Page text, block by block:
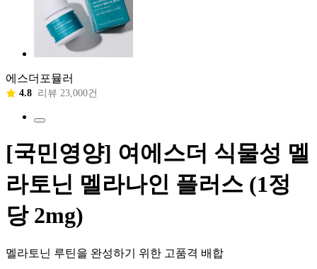
에스더포뮬러
4.8 리뷰 23,000건
[국민영양] 여에스더 식물성 멜
라토닌 멜라나인 플러스 (1정
당 2mg)
멜라토닌 루틴을 완성하기 위한 고품격 배합